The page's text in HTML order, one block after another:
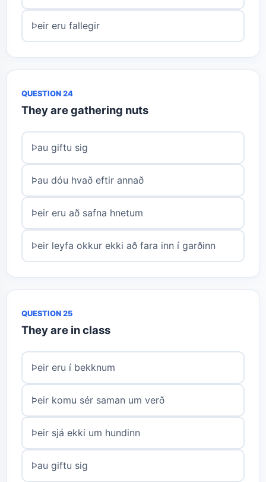
Þeir eru fallegir
QUESTION 24
They are gathering nuts
Þau giftu sig
Þau dóu hvað eftir annað
Þeir eru að safna hnetum
Þeir leyfa okkur ekki að fara inn í garðinn
QUESTION 25
They are in class
Þeir eru í bekknum
Þeir komu sér saman um verð
Þeir sjá ekki um hundinn
Þau giftu sig